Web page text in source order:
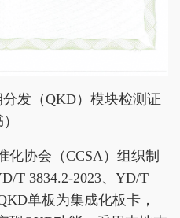
分发（QKD）模块检测证
化协会（CCSA）组织制
T 3834.2-2023、YD/T
单板为集成化板卡，